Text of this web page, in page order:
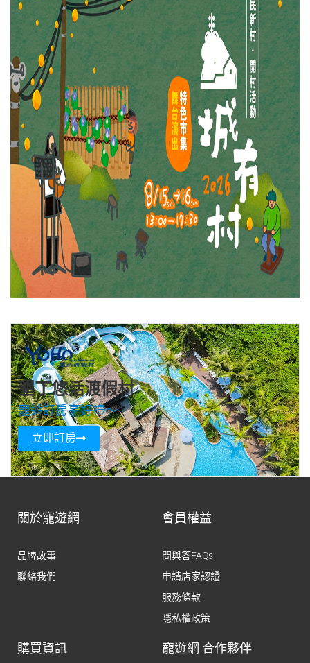
墾丁悠活渡假村
寵遊訂房享好禮～
立即訂房
關於寵遊網
品牌故事
聯絡我們
會員權益
問與答FAQs
申請店家認證
服務條款
隱私權政策
購買資訊 寵遊網 合作夥伴